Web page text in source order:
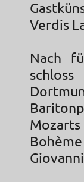
Verdis
Nach